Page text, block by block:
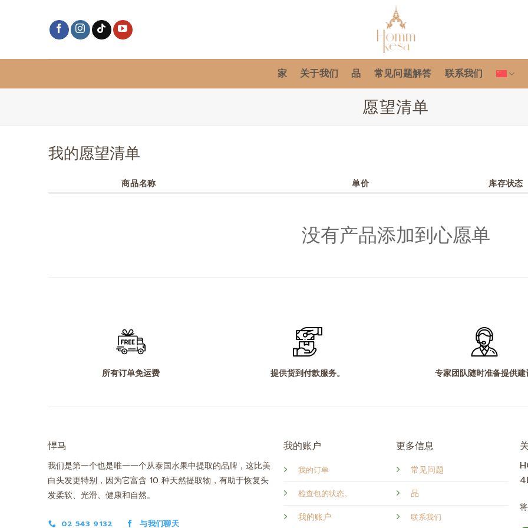
家 关于我们 品 常见问题解答 联系我们
愿望清单
我的愿望清单
商品名称 单价 库存状态
没有产品添加到心愿单
所有订单免运费 提供货到付款服务。 专家团队随时准备提供建
悍马
我们是第一个也是唯一一个从泰国水果中提取的品牌，这比美
白头发更特别，因为它富含 10 种天然提取物，有助于恢复头
发柔软、光滑、健康和自然。
02 543 9132 与我们聊天
我的账户
我的订单
检查包的状态。
我的账户
更多信息
常见问题
品
联系我们